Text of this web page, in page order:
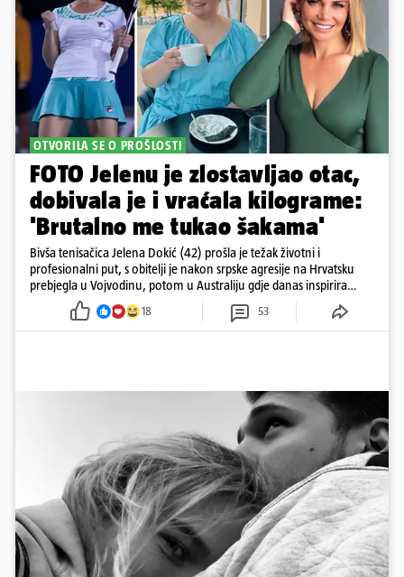
OTVORILA SE O PROŠLOSTI
FOTO Jelenu je zlostavljao otac,
dobivala je i vraćala kilograme:
'Brutalno me tukao šakama'
Bivša tenisačica Jelena Dokić (42) prošla je težak životni i
profesionalni put, s obitelji je nakon srpske agresije na Hrvatsku
prebjegla u Vojvodinu, potom u Australiju gdje danas inspirira
18 53